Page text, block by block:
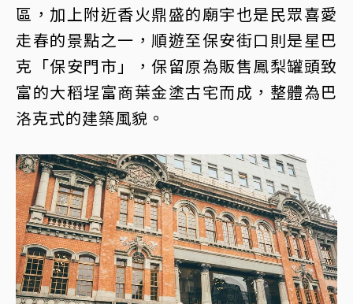
區，加上附近香火鼎盛的廟宇也是民眾喜愛
走春的景點之一，順遊至保安街口則是星巴
克「保安門市」，保留原為販售鳳梨罐頭致
富的大稻埕富商葉金塗古宅而成，整體為巴
洛克式的建築風貌。